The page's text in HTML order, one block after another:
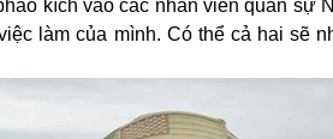
kích vào các nhân viên quân sự
làm của mình. Có thể cả hai sẽ